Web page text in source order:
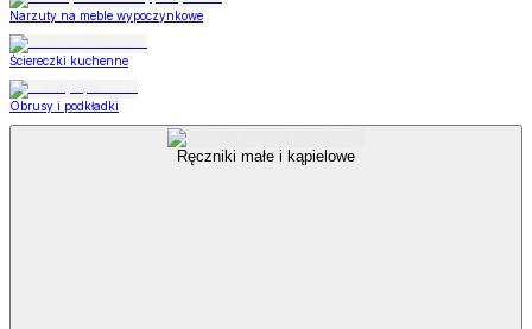
Narzuty na meble wypoczynkowe
Ściereczki kuchenne
Obrusy i podkładki
Ręczniki małe i kąpielowe